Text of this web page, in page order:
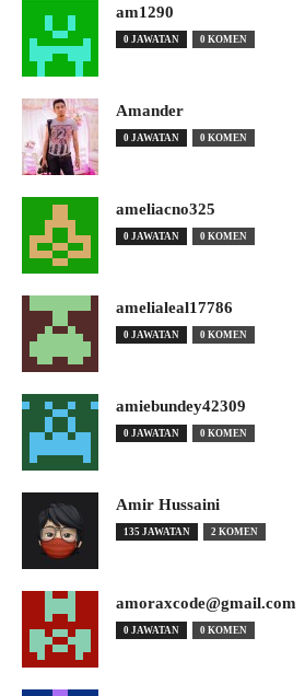
am1290
0 JAWATAN 0 KOMEN
Amander
0 JAWATAN 0 KOMEN
ameliacno325
0 JAWATAN 0 KOMEN
amelialeal17786
0 JAWATAN 0 KOMEN
amiebundey42309
0 JAWATAN 0 KOMEN
Amir Hussaini
135 JAWATAN 2 KOMEN
amoraxcode@gmail.com
0 JAWATAN 0 KOMEN